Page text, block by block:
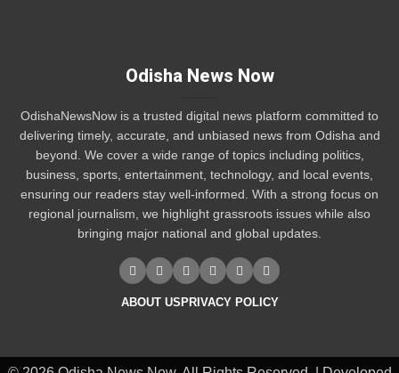
Odisha News Now
OdishaNewsNow is a trusted digital news platform committed to
delivering timely, accurate, and unbiased news from Odisha and
beyond. We cover a wide range of topics including politics,
business, sports, entertainment, technology, and local events,
ensuring our readers stay well-informed. With a strong focus on
regional journalism, we highlight grassroots issues while also
bringing major national and global updates.
ABOUT US PRIVACY POLICY